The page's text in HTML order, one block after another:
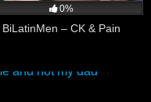
0%
BiLatinMen – CK & Pain